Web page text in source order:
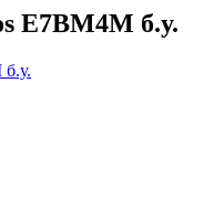
E7BM4M б.у.